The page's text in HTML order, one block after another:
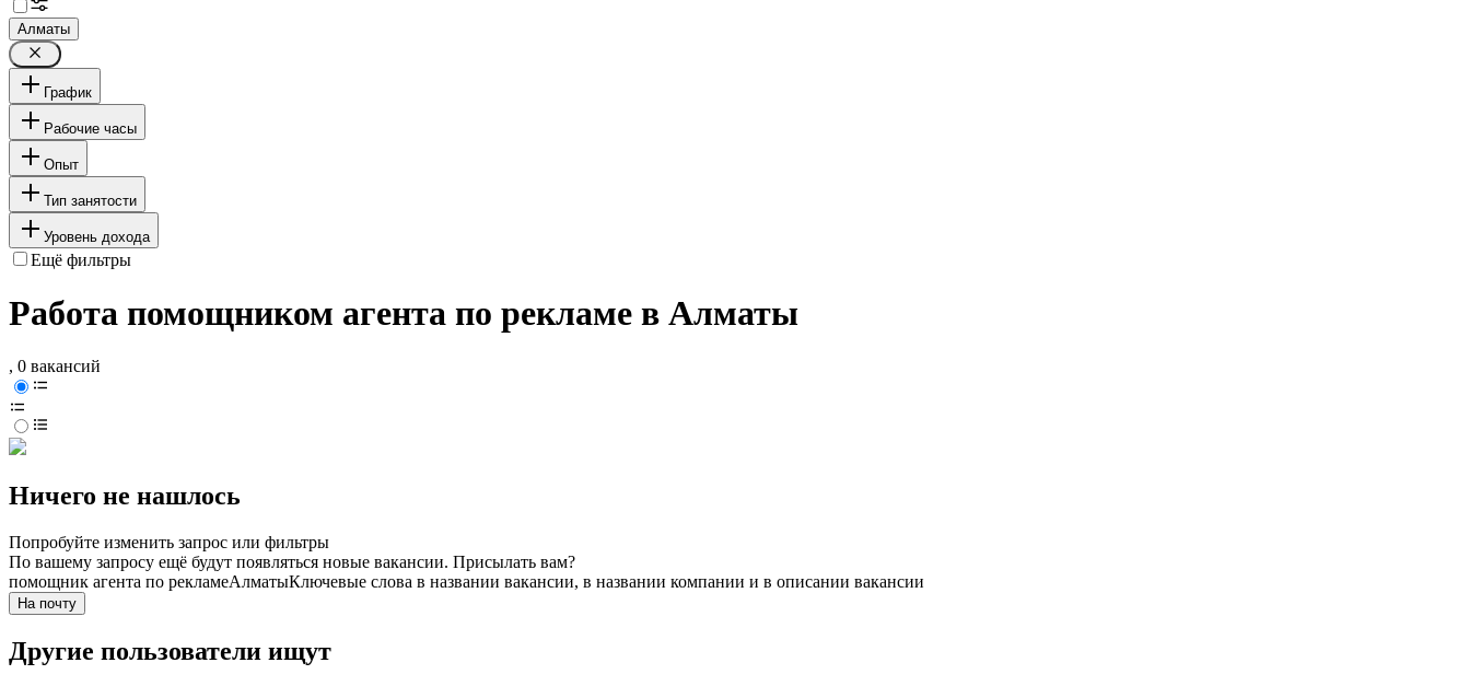
Алматы
График
Рабочие часы
Опыт
Тип занятости
Уровень дохода
Ещё фильтры
Работа помощником агента по рекламе в Алматы
, 0 вакансий
Ничего не нашлось
Попробуйте изменить запрос или фильтры
По вашему запросу ещё будут появляться новые вакансии. Присылать вам?
помощник агента по рекламеАлматыКлючевые слова в названии вакансии, в названии компании и в описании вакансии
На почту
Другие пользователи ищут